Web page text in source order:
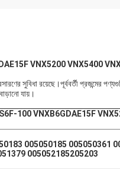
VNX5200 VNX5400
সুবিধা রয়েছে।পূর্ববর্তী প্রজন্মের
যায়।
100 VNXB6GDAE15F
005050185 005050361
005052185205203